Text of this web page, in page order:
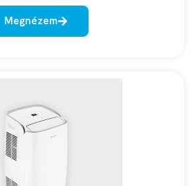
Megnézem